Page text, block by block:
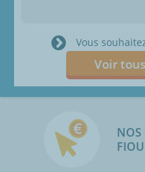
Vous
Voir
NOS